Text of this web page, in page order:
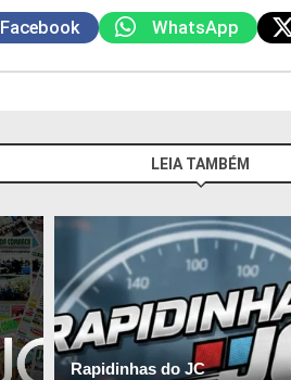
Facebook WhatsApp
LEIA TAMBÉM
Rapidinhas do JC